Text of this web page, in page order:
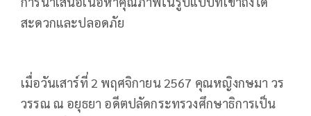
สะดวกและปลอดภัย
เมื่อวันเสาร์ที่ 2 พฤศจิกายน 2567 คุณหญิงกษมา วร
วรรณ ณ อยุธยา อดีตปลัดกระทรวงศึกษาธิการเป็น